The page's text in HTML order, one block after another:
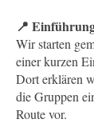
📍
Wir starten
einer kurzen
Dort erklären
die Gruppen
Route vor.